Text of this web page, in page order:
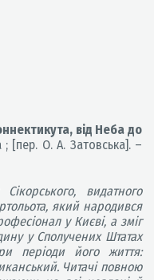
від Неба до
[пер. О. А. Затовська]. –
видатного
який народився
у Києві, а зміг
у Сполучених Штатах
періоди його життя:
Читачі повною